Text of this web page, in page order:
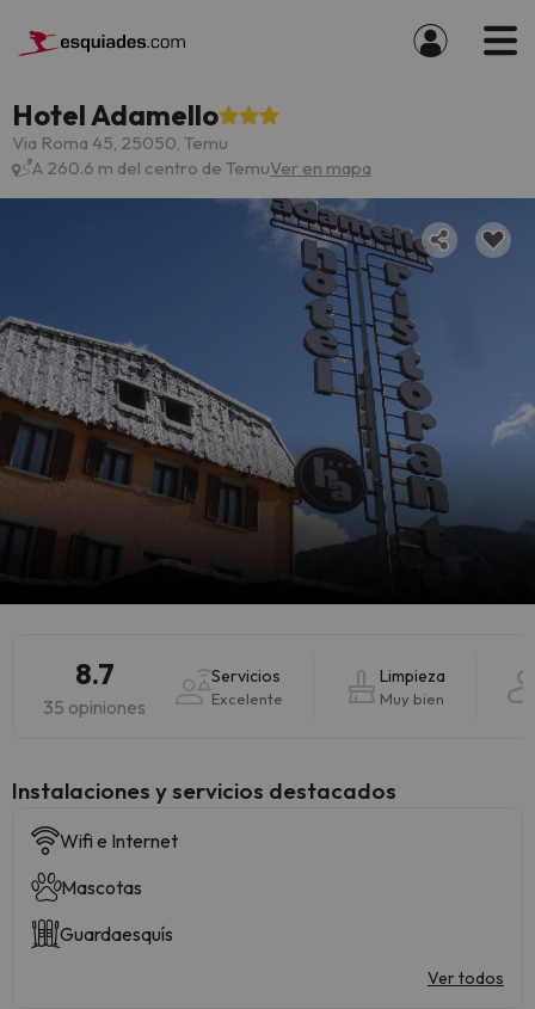
Hotel Adamello
Via Roma 45, 25050, Temu
A 260.6 m del centro de TemuVer en mapa
8.7
35 opiniones
Servicios
Excelente
Limpieza
Muy bien
Instalaciones y servicios destacados
Wifi e Internet
Mascotas
Guardaesquís
Ver todos